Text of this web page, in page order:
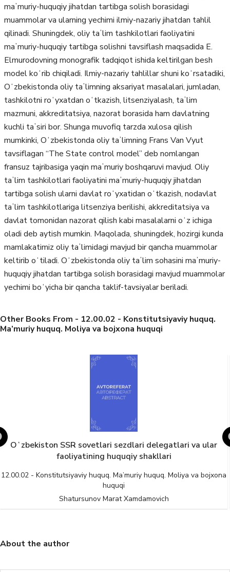
maʼmuriy-huquqiy jihatdan tartibga solish borasidagi
muammolar va ularning yechimi ilmiy-nazariy jihatdan tahlil
qilinadi. Shuningdek, oliy taʼlim tashkilotlari faoliyatini
maʼmuriy-huquqiy tartibga solishni tavsiflash maqsadida E.
Elmurodovning monografik tadqiqot ishida keltirilgan besh
model koʻrib chiqiladi. Ilmiy-nazariy tahlillar shuni koʻrsatadiki,
Oʻzbekistonda oliy taʼlimning aksariyat masalalari, jumladan,
tashkilotni roʻyxatdan oʻtkazish, litsenziyalash, taʼlim
mazmuni, akkreditatsiya, nazorat borasida ham davlatning
kuchli taʼsiri bor. Shunga muvofiq tarzda xulosa qilish
mumkinki, Oʻzbekistonda oliy taʼlimning Frans Van Vyut
tavsiflagan “The State control model” deb nomlangan
fransuz tajribasiga yaqin maʼmuriy boshqaruvi mavjud. Oliy
taʼlim tashkilotlari faoliyatini maʼmuriy-huquqiy jihatdan
tartibga solish ularni davlat roʻyxatidan oʻtkazish, nodavlat
taʼlim tashkilotlariga litsenziya berilishi, akkreditatsiya va
davlat tomonidan nazorat qilish kabi masalalarni oʻz ichiga
oladi deb aytish mumkin. Maqolada, shuningdek, hozirgi kunda
mamlakatimiz oliy taʼlimidagi mavjud bir qancha muammolar
keltirib oʻtiladi. Oʻzbekistonda oliy taʼlim sohasini maʼmuriy-
huquqiy jihatdan tartibga solish borasidagi mavjud muammolar
yechimi boʻyicha bir qancha taklif-tavsiyalar beriladi.
Other Books From - 12.00.02 - Konstitutsiyaviy huquq.
Ma’muriy huquq. Moliya va bojxona huquqi
Oʻzbekiston SSR sovetlari sezdlari delegatlari va ular
faoliyatining huquqiy shakllari
12.00.02 - Konstitutsiyaviy huquq. Ma’muriy huquq. Moliya va bojxona
huquqi
Shatursunov Marat Xamdamovich
About the author